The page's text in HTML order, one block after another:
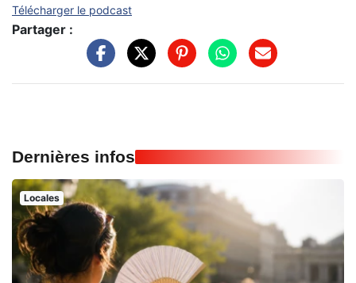
Télécharger le podcast
Partager :
Dernières infos
Locales